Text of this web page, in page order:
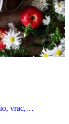
vrac,…